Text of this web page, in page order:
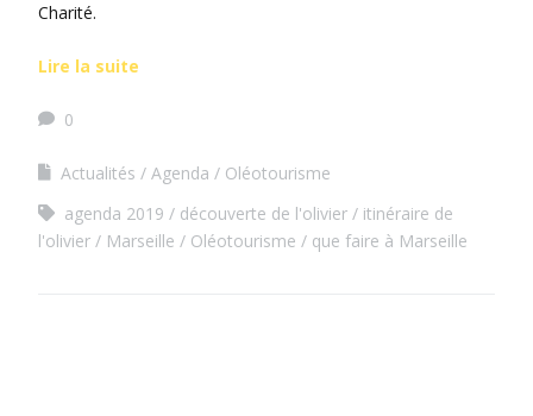
Charité.
Lire la suite
0
Actualités Agenda
Oléotourisme
agenda 2019
découverte de l'olivier
itinéraire de
l'olivier
Marseille Oléotourisme que faire à Marseille